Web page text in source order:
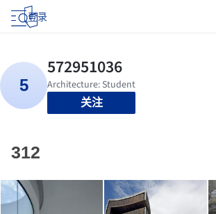
登录
关注
312